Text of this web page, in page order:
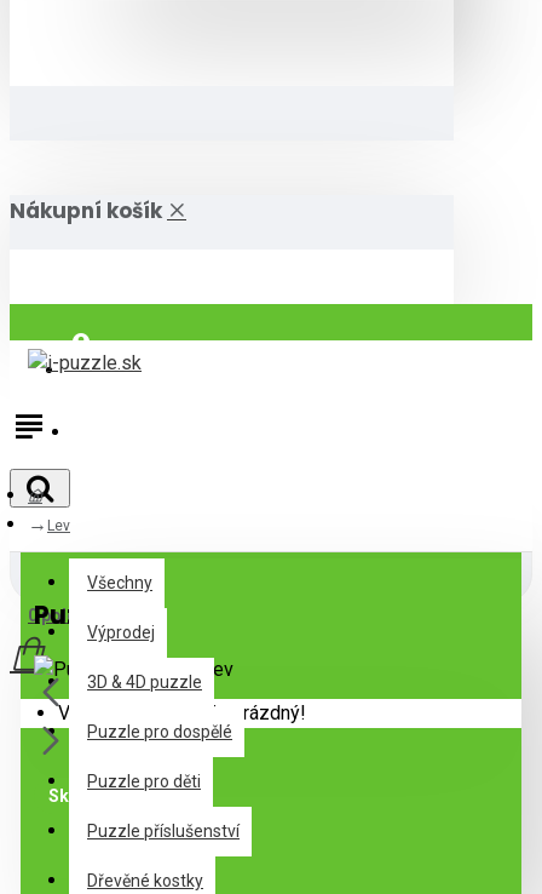
Nákupní košík
Přihlásit
Všechny
Všechny
Výprodej
3D & 4D puzzle
Puzzle pro dospělé
Puzzle pro děti
Puzzle příslušenství
Dřevěné kostky
0 položek - 0,00€
Váš nákupní košík je prázdný!
Lev
Puzzle Lev
Skladem
Specifikace